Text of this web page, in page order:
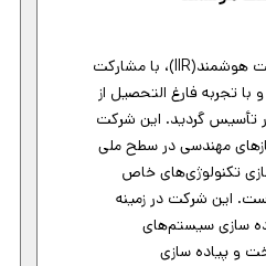
شرکت دانش‌پژوهان صنعت هوشمند(IIR)، با مشارکت
با تجربه فارغ التحصیل از
تأسیس گردید. این شرکت
مهندسی در سطح ملی
تکنولوژی‌های خاص
این شرکت در زمینه
سازی سیستم‌های
و پیاده سازی